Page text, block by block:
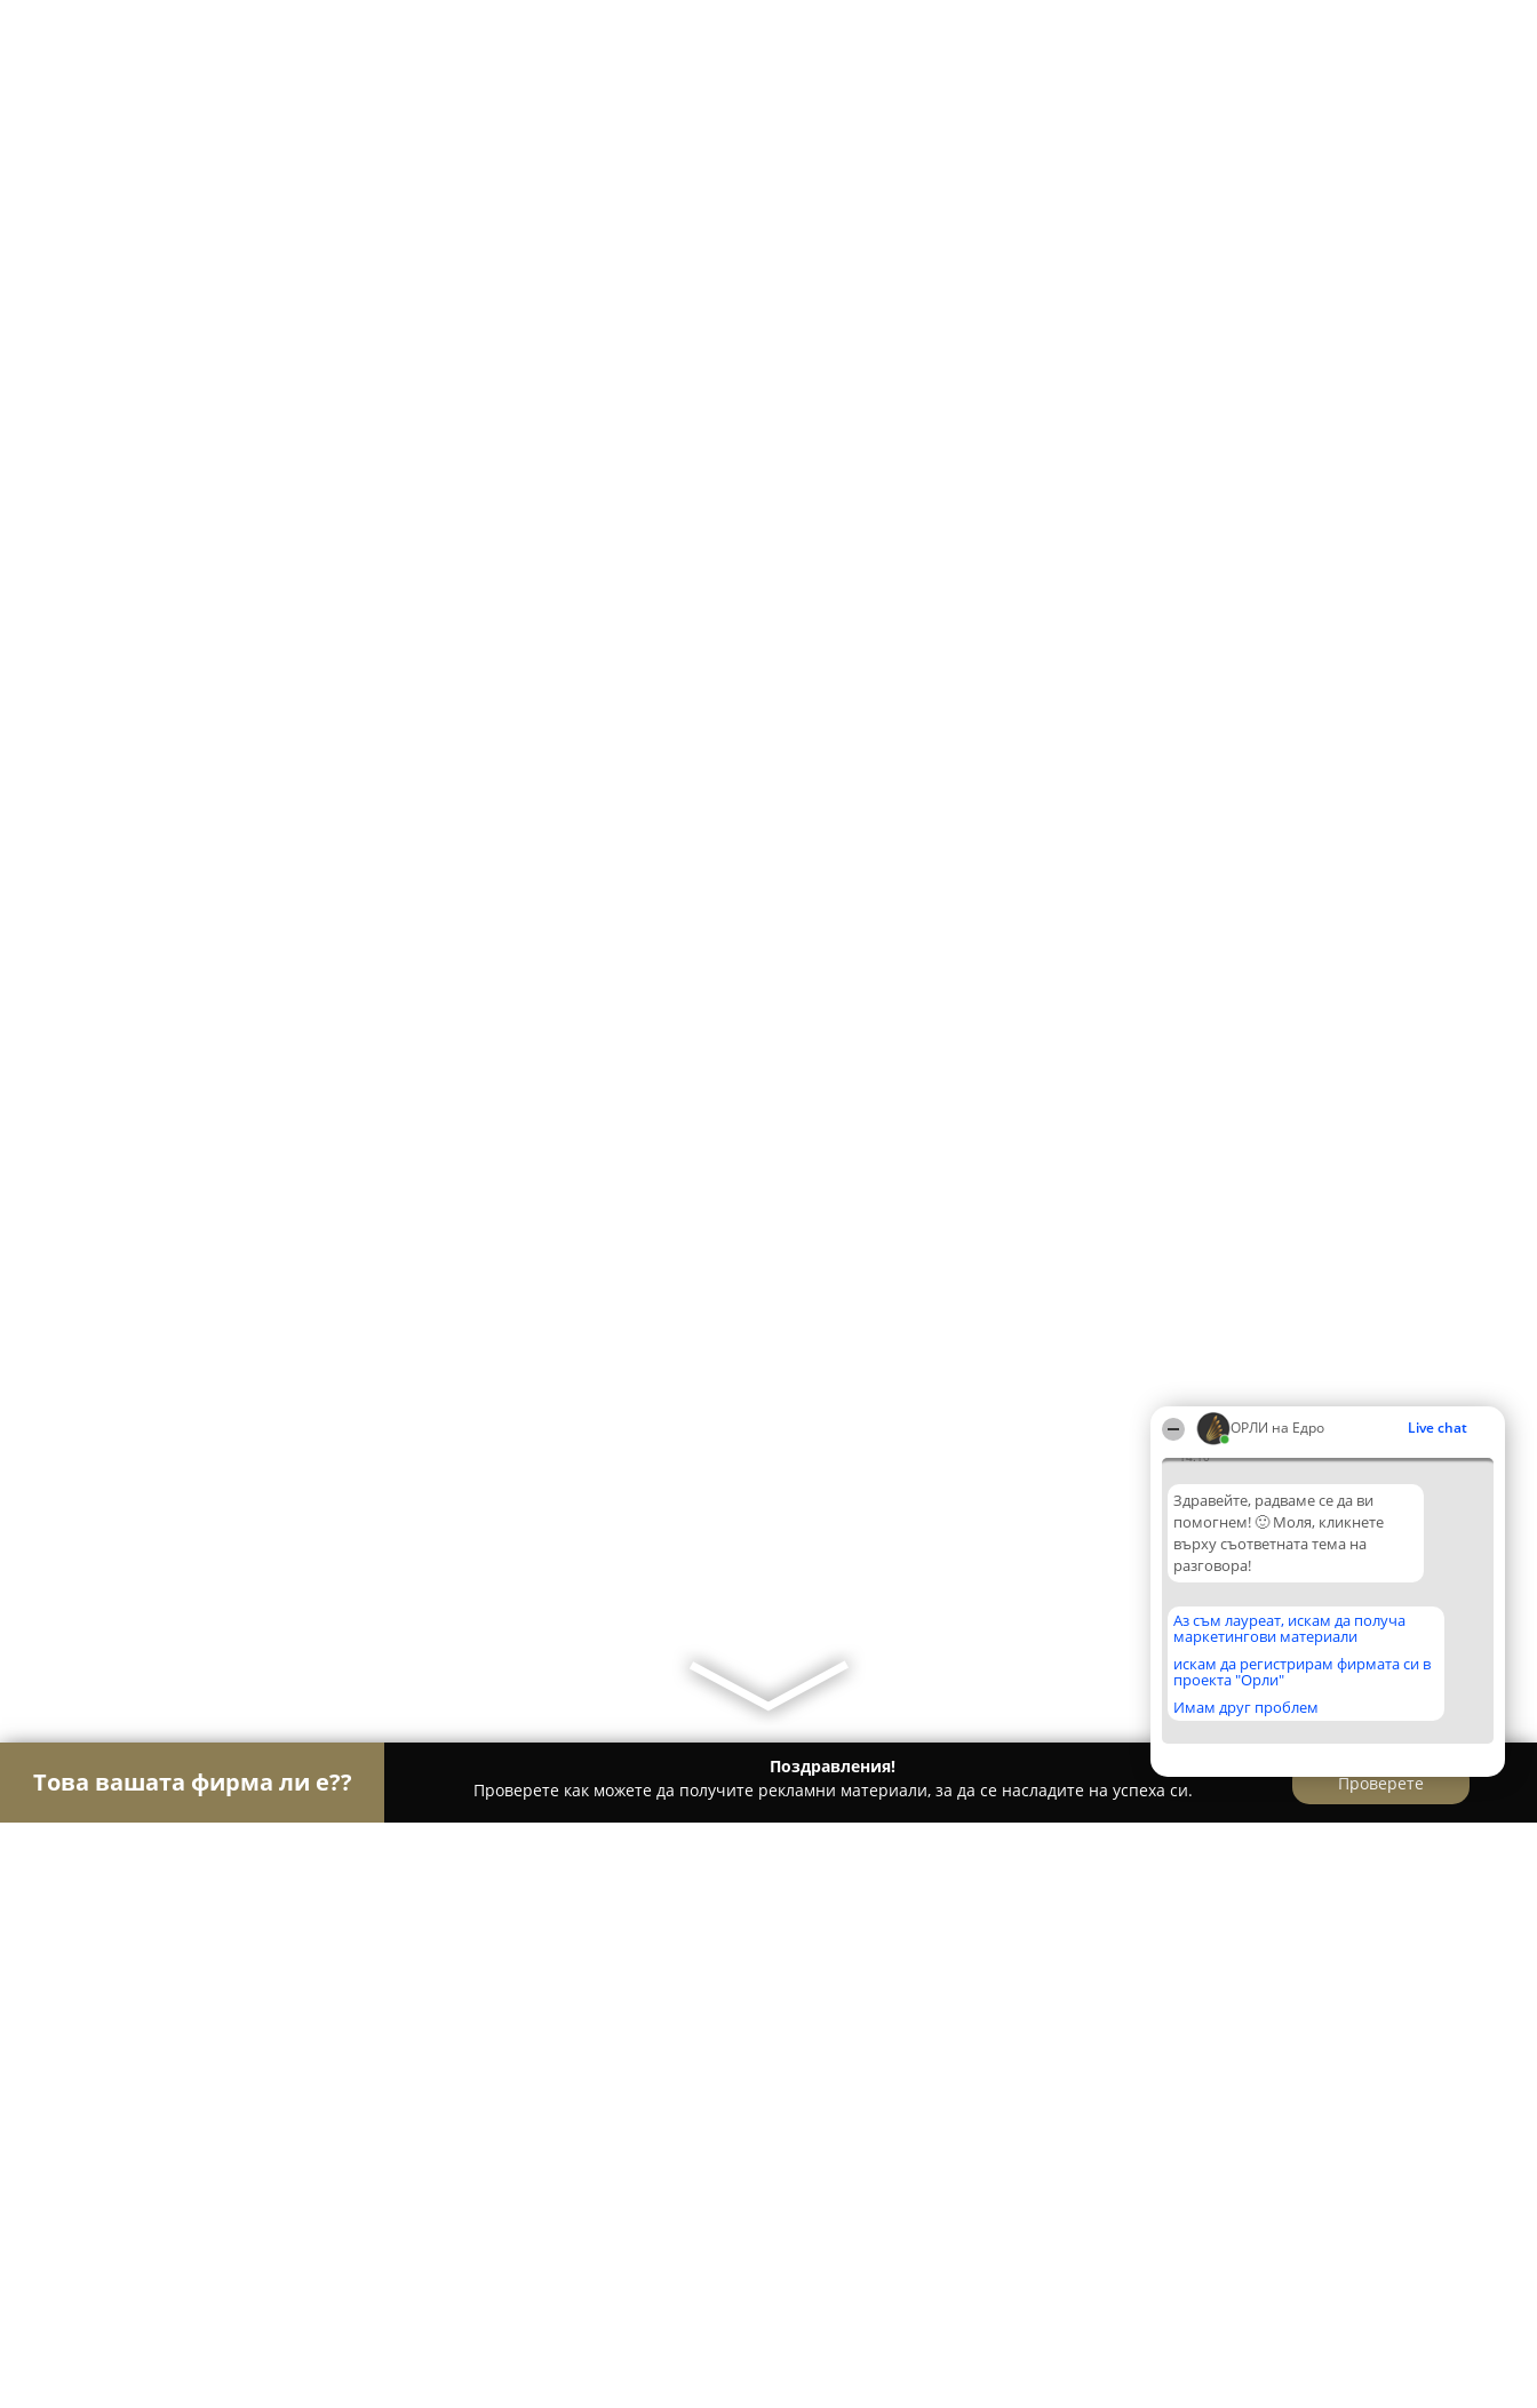
ОРЛИ на Едро Live chat
14:10
Здравейте, радваме се да ви
помогнем! 🙂 Моля, кликнете
върху съответната тема на
разговора!
Аз съм лауреат, искам да получа
маркетингови материали
искам да регистрирам фирмата си в
проекта "Орли"
Имам друг проблем
Това вашата фирма ли е??
Поздравления!
Проверете как можете да получите рекламни материали, за да се насладите на успеха си.
Проверете